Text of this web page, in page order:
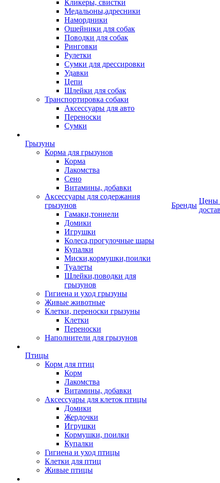
Кликеры, свистки
Медальоны,адресники
Намордники
Ошейники для собак
Поводки для собак
Ринговки
Рулетки
Сумки для дрессировки
Удавки
Цепи
Шлейки для собак
Транспортировка собаки
Аксессуары для авто
Переноски
Сумки
Грызуны
Корма для грызунов
Корма
Лакомства
Сено
Витамины, добавки
Аксессуары для содержания
грызунов
Гамаки,тоннели
Домики
Игрушки
Колеса,прогулочные шары
Купалки
Миски,кормушки,поилки
Туалеты
Шлейки,поводки для
грызунов
Гигиена и уход грызуны
Живые животные
Клетки, переноски грызуны
Клетки
Переноски
Наполнители для грызунов
Птицы
Корм для птиц
Корм
Лакомства
Витамины, добавки
Аксессуары для клеток птицы
Домики
Жердочки
Игрушки
Кормушки, поилки
Купалки
Гигиена и уход птицы
Клетки для птиц
Живые птицы
Бренды
Цены